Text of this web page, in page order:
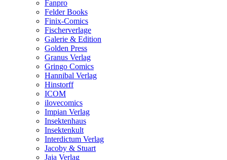
Fanpro
Felder Books
Finix-Comics
Fischerverlage
Galerie & Edition
Golden Press
Granus Verlag
Gringo Comics
Hannibal Verlag
Hinstorff
ICOM
ilovecomics
Impian Verlag
Insektenhaus
Insektenkult
Interdictum Verlag
Jacoby & Stuart
Jaja Verlag